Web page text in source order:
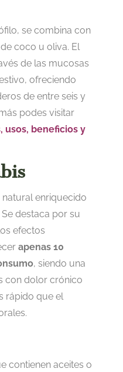
se combina con
coco u oliva. El
de las mucosas
ofreciendo
de entre seis y
podes visitar
usos, beneficios y
enriquecido
destaca por su
efectos
apenas 10
, siendo una
con dolor crónico
rápido que el
contienen aceites o